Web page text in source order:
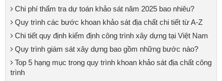
Chi phí thẩm tra dự toán khảo sát năm 2025 bao nhiêu?
Quy trình các bước khoan khảo sát địa chất chi tiết từ A-Z
Chi tiết quy định kiểm định công trình xây dựng tại Việt Nam
Quy trình giám sát xây dựng bao gồm những bước nào?
Top 5 hạng mục trong quy trình khoan khảo sát địa chất công
trình